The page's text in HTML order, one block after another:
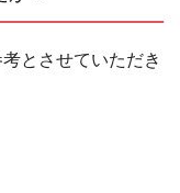
とさせていただき